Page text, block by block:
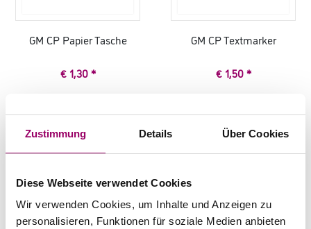
Zustimmung Details Über Cookies
Diese Webseite verwendet Cookies
Wir verwenden Cookies, um Inhalte und Anzeigen zu
personalisieren, Funktionen für soziale Medien anbieten
GM CP Papier Tasche
€ 1,30 *
GM CP Textmarker
€ 1,50 *